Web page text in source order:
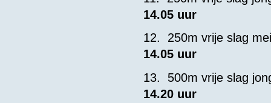
14.05 uur
12. 250m vrije
14.05 uur
13. 500m vrije
14.20 uur